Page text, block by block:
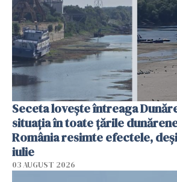
Seceta lovește întreaga
situația în toate țările
România resimte efectele,
iulie
03 AUGUST 2026